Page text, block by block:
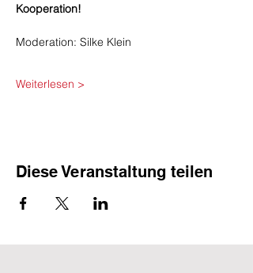
Kooperation!
Moderation: Silke Klein
Weiterlesen >
Diese Veranstaltung teilen